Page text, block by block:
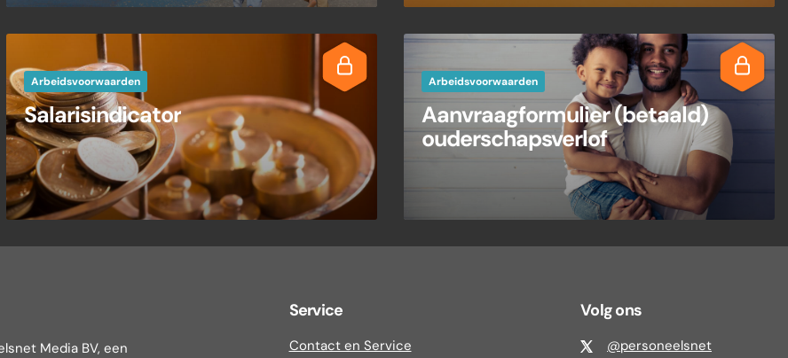
Arbeidsvoorwaarden
Salarisindicator
Arbeidsvoorwaarden
Aanvraagformulier (betaald)
ouderschapsverlof
Media BV, een
Service
Contact en Service
Volg ons
@personeelsnet